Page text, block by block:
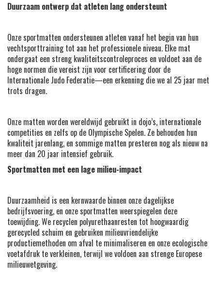
Duurzaam ontwerp dat atleten lang ondersteunt
Onze sportmatten ondersteunen atleten vanaf het begin van hun
vechtsporttraining tot aan het professionele niveau. Elke mat
ondergaat een streng kwaliteitscontroleproces en voldoet aan de
hoge normen die vereist zijn voor certificering door de
Internationale Judo Federatie—een erkenning die we al 25 jaar met
trots dragen.
Onze matten worden wereldwijd gebruikt in dojo’s, internationale
competities en zelfs op de Olympische Spelen. Ze behouden hun
kwaliteit jarenlang, en sommige matten presteren nog als nieuw na
meer dan 20 jaar intensief gebruik.
Sportmatten met een lage milieu-impact
Duurzaamheid is een kernwaarde binnen onze dagelijkse
bedrijfsvoering, en onze sportmatten weerspiegelen deze
toewijding. We recyclen polyurethaanresten tot hoogwaardig
gerecycled schuim en gebruiken milieuvriendelijke
productiemethoden om afval te minimaliseren en onze ecologische
voetafdruk te verkleinen, terwijl we voldoen aan strenge Europese
milieuwetgeving.